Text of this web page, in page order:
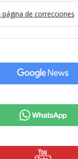
página de correcciones